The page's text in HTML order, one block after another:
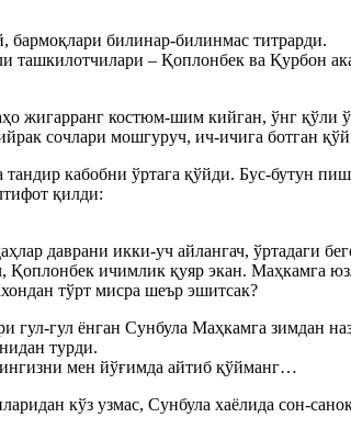
билинар-билинмас титрарди.
ташкилотчилари – Қоплонбек ва Қурбон
жигарранг костюм-шим кийган, ўнг қўли
сочлари мошгуруч, ич-ичига ботган қўй
тандир кабобни ўртага қўйди. Бус-бутун
қилди:
даврани икки-уч айлангач, ўртадаги
Қоплонбек ичимлик қуяр экан. Маҳкамга
тўрт мисра шеър эшитсак?
гул ёнган Cунбула Маҳкамга зимдан
турди.
мен йўғимда айтиб қўйманг…
кўз узмас, Cунбула хаёлида сон-